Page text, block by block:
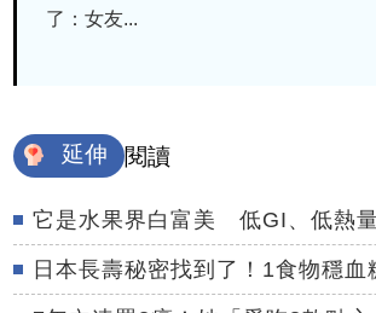
了：女友...
延伸 閱讀
它是水果界白富美 低GI、低熱
日本長壽秘密找到了！1食物穩血